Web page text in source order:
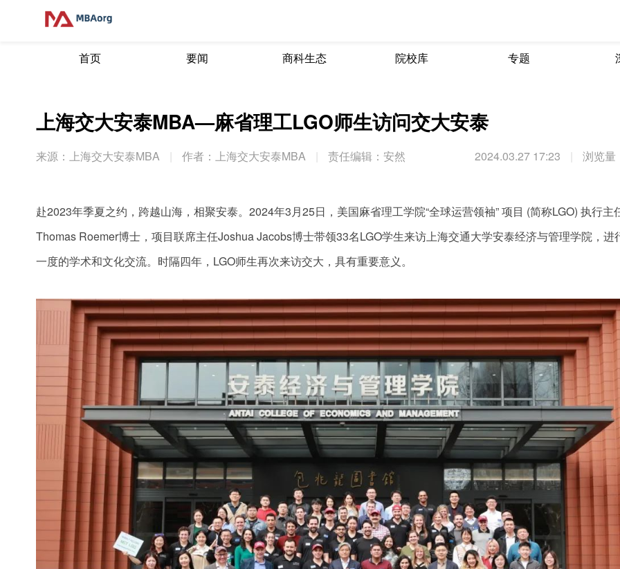
首页 要闻 商科生态 院校库 专题
上海交大安泰MBA—麻省理工LGO师生访问交大安泰
来源：上海交大安泰MBA 作者：上海交大安泰MBA 责任编辑：安然 2024.03.27 17:23 浏览量
赴2023年季夏之约，跨越山海，相聚安泰。2024年3月25日，美国麻省理工学院“全球运营领袖” 项目 (简称LGO) 执行主
Thomas Roemer博士，项目联席主任Joshua Jacobs博士带领33名LGO学生来访上海交通大学安泰经济与管理学院，进
一度的学术和文化交流。时隔四年，LGO师生再次来访交大，具有重要意义。